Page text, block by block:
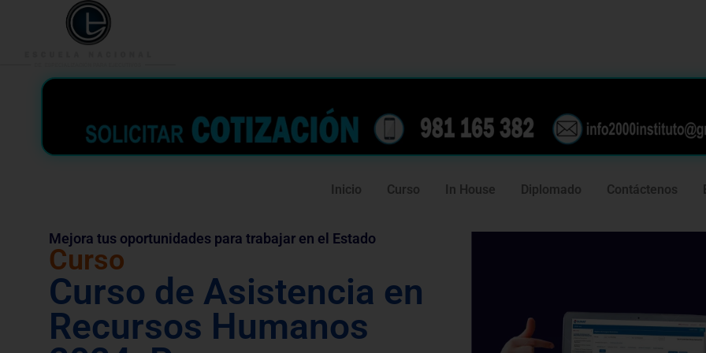
Inicio Curso In House Diplomado Contáctenos
Mejora tus oportunidades para trabajar en el Estado
Curso
Curso de Asistencia en
Recursos Humanos